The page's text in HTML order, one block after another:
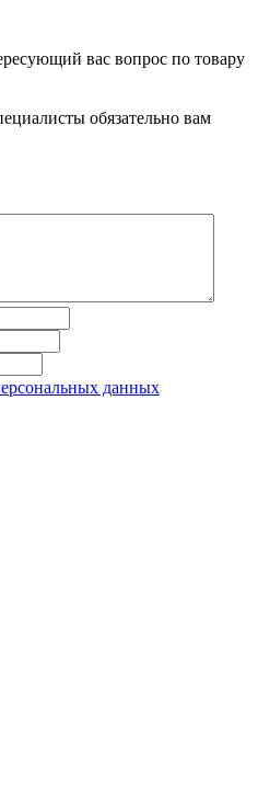
вас вопрос по товару
обязательно вам
данных